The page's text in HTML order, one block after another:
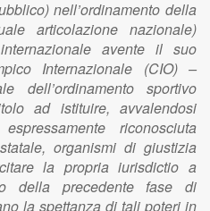
nell’ordinamento della
articolazione nazionale)
avente il suo
Internazionale (CIO) –
dell’ordinamento sportivo
ad istituire, avvalendosi
riconosciuta
organismi di giustizia
la propria iurisdictio a
della precedente fase di
la spettanza di tali poteri in